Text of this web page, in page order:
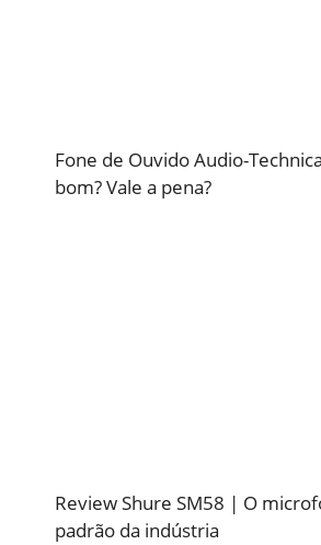
Fone de Ouvido Audio-
bom? Vale a pena?
Review Shure SM58 | O
padrão da indústria